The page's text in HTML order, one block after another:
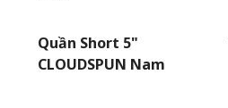
Quần Short 5"
CLOUDSPUN Nam